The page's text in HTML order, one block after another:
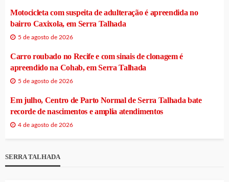
Motocicleta com suspeita de adulteração é apreendida no
bairro Caxixola, em Serra Talhada
5 de agosto de 2026
Carro roubado no Recife e com sinais de clonagem é
apreendido na Cohab, em Serra Talhada
5 de agosto de 2026
Em julho, Centro de Parto Normal de Serra Talhada bate
recorde de nascimentos e amplia atendimentos
4 de agosto de 2026
SERRA TALHADA